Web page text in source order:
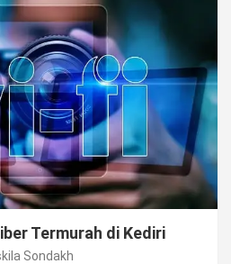
Termurah di Kediri
Sondakh